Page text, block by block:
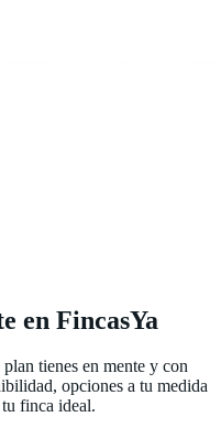
en FincasYa
tienes en mente y con
opciones a tu medida
finca ideal.